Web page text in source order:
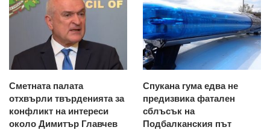
Сметната палата
отхвърли твърденията за
конфликт на интереси
около Димитър Главчев
Спукана гума едва не
предизвика фатален
сблъсък на
Подбалканския път